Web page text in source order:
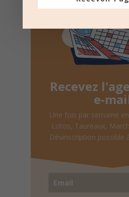
Recevez
e-
Une fois par semaine
Lotos, Taureaux,
Désinscription possible